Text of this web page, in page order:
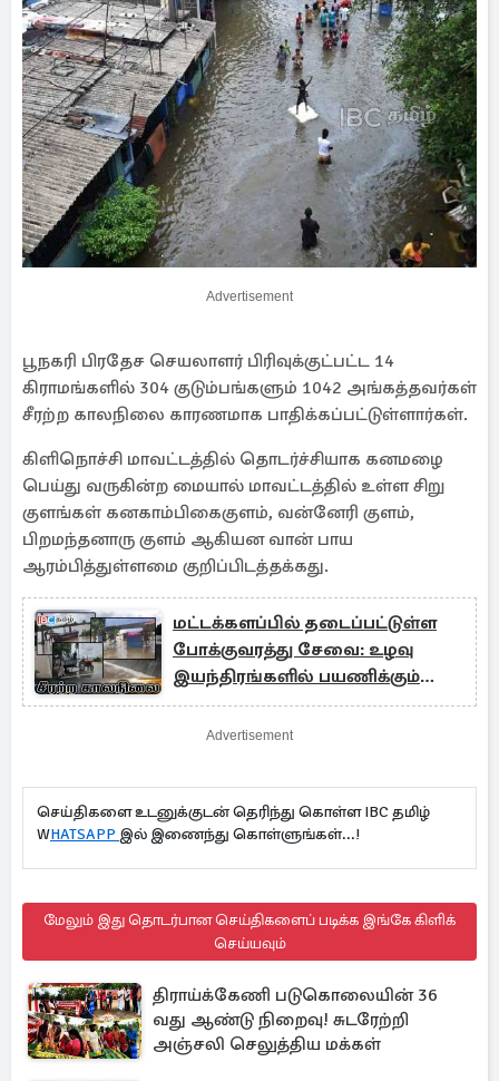
Advertisement
பூநகரி பிரதேச செயலாளர் பிரிவுக்குட்பட்ட 14
கிராமங்களில் 304 குடும்பங்களும் 1042 அங்கத்தவர்கள்
சீரற்ற காலநிலை காரணமாக பாதிக்கப்பட்டுள்ளார்கள்.
கிளிநொச்சி மாவட்டத்தில் தொடர்ச்சியாக கனமழை
பெய்து வருகின்ற மையால் மாவட்டத்தில் உள்ள சிறு
குளங்கள் கனகாம்பிகைகுளம், வன்னேரி குளம்,
பிறமந்தனாரு குளம் ஆகியன வான் பாய
ஆரம்பித்துள்ளமை குறிப்பிடத்தக்கது.
மட்டக்களப்பில் தடைப்பட்டுள்ள
போக்குவரத்து சேவை: உழவு
இயந்திரங்களில் பயணிக்கும்
மக்கள்
Advertisement
செய்திகளை உடனுக்குடன் தெரிந்து கொள்ள IBC தமிழ்
WHATSAPP இல் இணைந்து கொள்ளுங்கள்...!
மேலும் இது தொடர்பான செய்திகளைப் படிக்க இங்கே கிளிக்
செய்யவும்
திராய்க்கேணி படுகொலையின் 36
வது ஆண்டு நிறைவு! சுடரேற்றி
அஞ்சலி செலுத்திய மக்கள்